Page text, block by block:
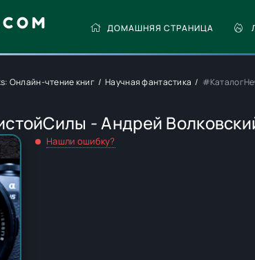
ДОМАШНЯЯ СТРАНИЦА
Онлайн-чтение книг Научная фантастика
- Андрей
Нашли ошибку?